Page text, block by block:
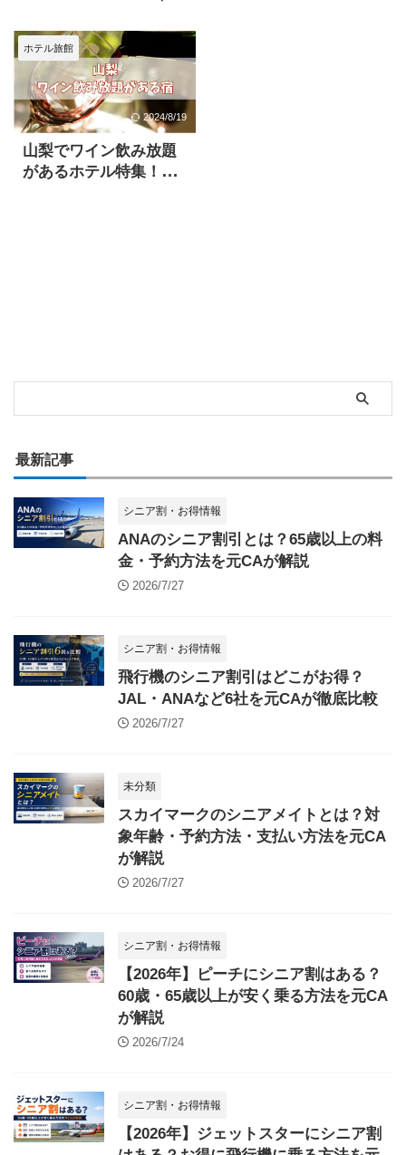
お店まで
ホテル旅館
2024/8/19
山梨でワイン飲み放題
があるホテル特集！日
最新記事
シニア割・お得情報
ANAのシニア割引とは？65歳以上の料
金・予約方法を元CAが解説
2026/7/27
シニア割・お得情報
飛行機のシニア割引はどこがお得？
JAL・ANAなど6社を元CAが徹底比較
2026/7/27
未分類
スカイマークのシニアメイトとは？対
象年齢・予約方法・支払い方法を元CA
が解説
2026/7/27
シニア割・お得情報
【2026年】ピーチにシニア割はある？
60歳・65歳以上が安く乗る方法を元CA
が解説
2026/7/24
シニア割・お得情報
【2026年】ジェットスターにシニア割